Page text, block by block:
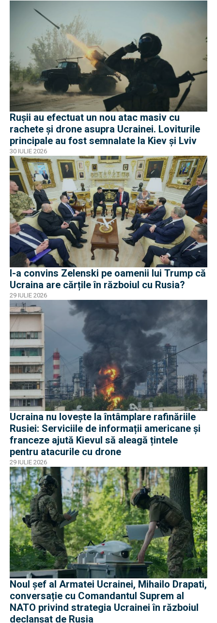
Rușii au efectuat un nou atac masiv cu
rachete și drone asupra Ucrainei. Loviturile
principale au fost semnalate la Kiev și Lviv
30 IULIE 2026
I-a convins Zelenski pe oamenii lui Trump că
Ucraina are cărțile în războiul cu Rusia?
29 IULIE 2026
Ucraina nu lovește la întâmplare rafinăriile
Rusiei: Serviciile de informații americane și
franceze ajută Kievul să aleagă țintele
pentru atacurile cu drone
29 IULIE 2026
Noul șef al Armatei Ucrainei, Mihailo Drapati,
conversație cu Comandantul Suprem al
NATO privind strategia Ucrainei în războiul
declanșat de Rusia